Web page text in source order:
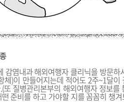
감염내과 해외여행자 클리닉을 방문하
체)이 만들어지는데 적어도 2주~1달이
또 질병관리본부의 해외여행자 정보를
준비를 하고 가야할 지를 꼼꼼히 챙